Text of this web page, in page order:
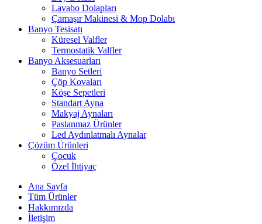
Lavabo Dolapları
Çamaşır Makinesi & Mop Dolabı
Banyo Tesisatı
Küresel Valfler
Termostatik Valfler
Banyo Aksesuarları
Banyo Setleri
Çöp Kovaları
Köşe Sepetleri
Standart Ayna
Makyaj Aynaları
Paslanmaz Ürünler
Led Aydınlatmalı Aynalar
Çözüm Ürünleri
Çocuk
Özel İhtiyaç
Ana Sayfa
Tüm Ürünler
Hakkımızda
İletişim